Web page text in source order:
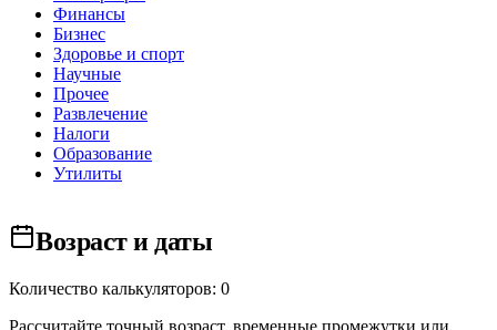
Финансы
Бизнес
Здоровье и спорт
Научные
Прочее
Развлечение
Налоги
Образование
Утилиты
Возраст и даты
Количество калькуляторов: 0
Рассчитайте точный возраст, временные промежутки или